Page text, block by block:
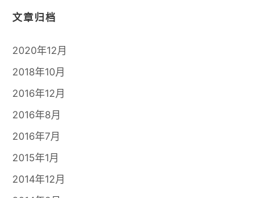
文章归档
2020年12月
2018年10月
2016年12月
2016年8月
2016年7月
2015年1月
2014年12月